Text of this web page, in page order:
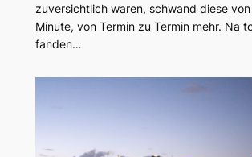
zuversichtlich waren, schwand diese
Minute, von Termin zu Termin mehr. Na
fanden…